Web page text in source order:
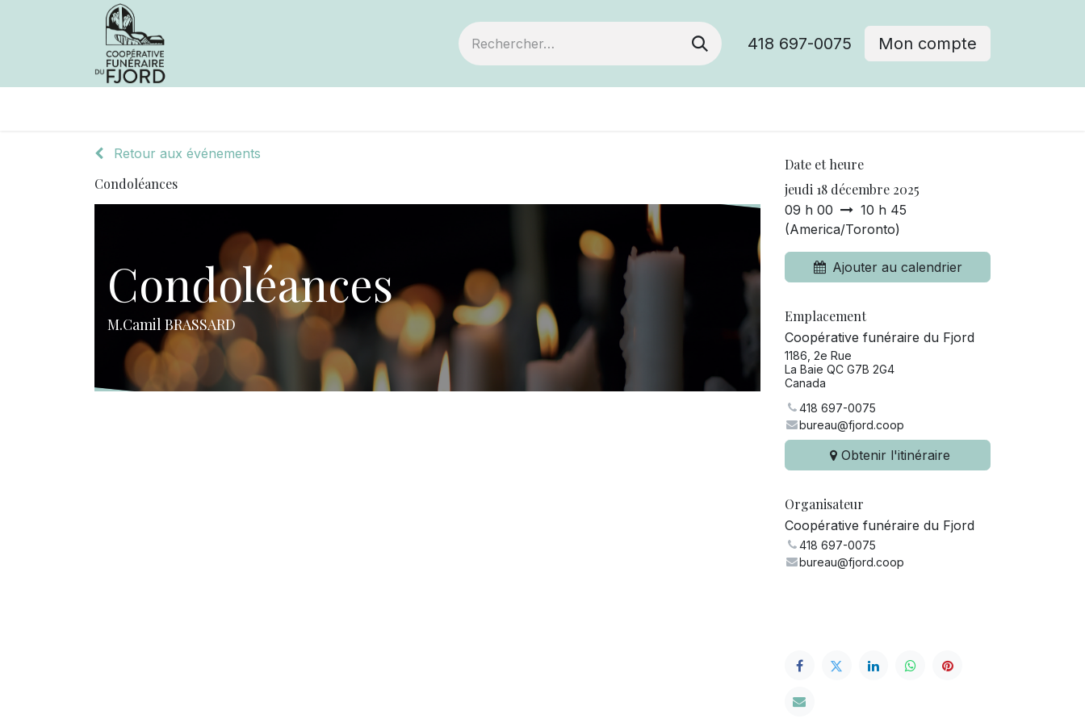
418 697-0075 Mon compte
Retour aux événements
Condoléances
Condoléances
M.Camil BRASSARD
Date et heure
jeudi 18 décembre 2025
09 h 00
10 h 45
(America/Toronto)
Ajouter au calendrier
Emplacement
Coopérative funéraire du Fjord
1186, 2e Rue
La Baie QC G7B 2G4
Canada
418 697-0075
bureau@fjord.coop
Obtenir l'itinéraire
Organisateur
Coopérative funéraire du Fjord
418 697-0075
bureau@fjord.coop